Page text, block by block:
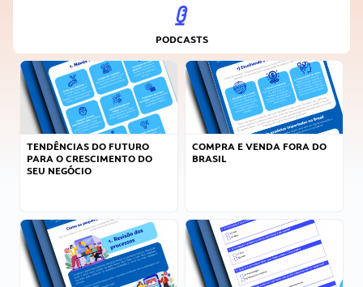
PODCASTS
TENDÊNCIAS DO FUTURO
PARA O CRESCIMENTO DO
SEU NEGÓCIO
COMPRA E VENDA FORA DO
BRASIL